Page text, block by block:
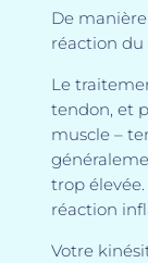
De
réaction du
Le
tendon, et
muscle –
trop
réaction
Votre